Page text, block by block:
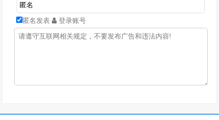
匿名发表 登录账号